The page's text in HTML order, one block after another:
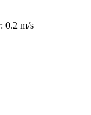
0.2 m/s